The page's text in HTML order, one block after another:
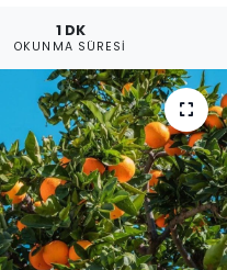
1 DK
OKUNMA SÜRESI